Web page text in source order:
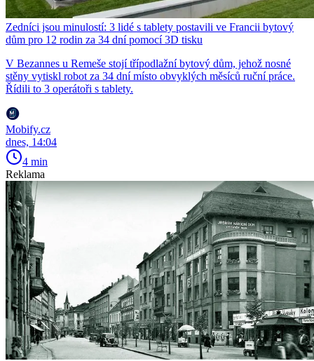
Zedníci jsou minulostí: 3 lidé s tablety postavili ve Francii bytový
dům pro 12 rodin za 34 dní pomocí 3D tisku
V Bezannes u Remeše stojí třípodlažní bytový dům, jehož nosné
stěny vytiskl robot za 34 dní místo obvyklých měsíců ruční práce.
Řídili to 3 operátoři s tablety.
Mobify.cz
dnes, 14:04
4 min
Reklama